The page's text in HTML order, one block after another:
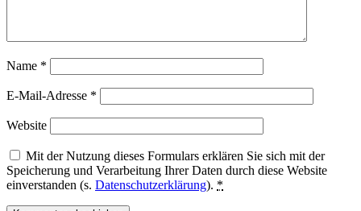
Name *
E-Mail-Adresse *
Website
Mit der Nutzung dieses Formulars erklären Sie sich mit der
Speicherung und Verarbeitung Ihrer Daten durch diese Website
einverstanden (s. Datenschutzerklärung). *